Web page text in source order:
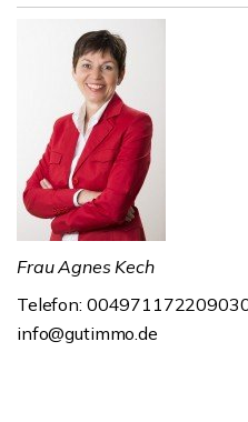
Frau Agnes Kech
Telefon:
info@gutimmo.de